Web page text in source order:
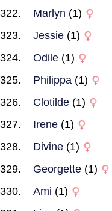
Marlyn (1)
Jessie (1)
Odile (1)
Philippa (1)
Clotilde (1)
Irene (1)
Divine (1)
Georgette (1)
Ami (1)